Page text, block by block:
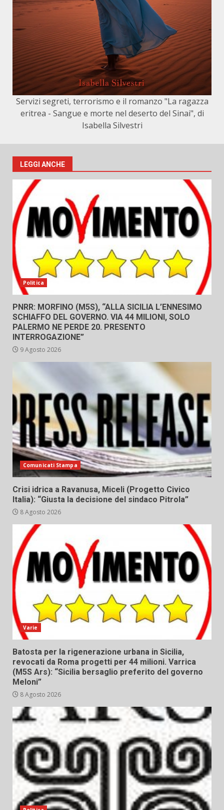
Servizi segreti, terrorismo e il romanzo "La ragazza
eritrea - Sangue e morte nel deserto del Sinai", di
Isabella Silvestri
LEGGI ANCHE
Politica
PNRR: MORFINO (M5S), “ALLA SICILIA L’ENNESIMO
SCHIAFFO DEL GOVERNO. VIA 44 MILIONI, SOLO
PALERMO NE PERDE 20. PRESENTO
INTERROGAZIONE”
9 Agosto 2026
Comunicati Stampa
Crisi idrica a Ravanusa, Miceli (Progetto Civico
Italia): “Giusta la decisione del sindaco Pitrola”
8 Agosto 2026
Varie
Batosta per la rigenerazione urbana in Sicilia,
revocati da Roma progetti per 44 milioni. Varrica
(M5S Ars): “Sicilia bersaglio preferito del governo
Meloni”
8 Agosto 2026